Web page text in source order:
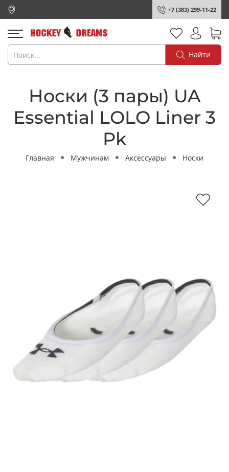
+7 (383) 299-11-22
Найти
Носки (3 пары) UA
Essential LOLO Liner 3
Pk
Главная Мужчинам Аксессуары Носки